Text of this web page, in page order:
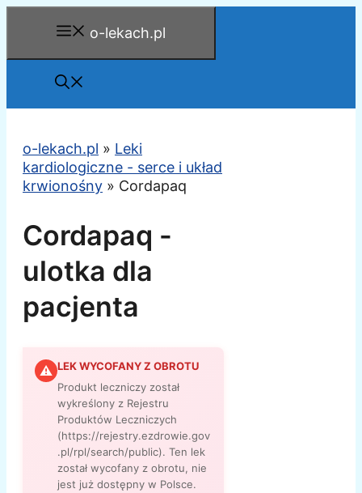
o-lekach.pl
o-lekach.pl » Leki
kardiologiczne - serce i układ
krwionośny » Cordapaq
Cordapaq -
ulotka dla
pacjenta
⚠ LEK WYCOFANY Z OBROTU
Produkt leczniczy został
wykreślony z Rejestru
Produktów Leczniczych
(https://rejestry.ezdrowie.gov
.pl/rpl/search/public). Ten lek
został wycofany z obrotu, nie
jest już dostępny w Polsce.